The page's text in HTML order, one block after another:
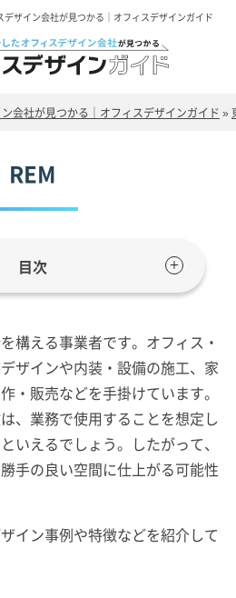
ザイン会社が見つかる｜オフィスデザインガイド
会社が見つかる｜オフィスデザインガイド »
REM
目次
構える事業者です。オフィス・
ザインや内装・設備の施工、家
・販売などを手掛けています。
、業務で使用することを想定し
いえるでしょう。したがって、
手の良い空間に仕上がる可能性
イン事例や特徴などを紹介して